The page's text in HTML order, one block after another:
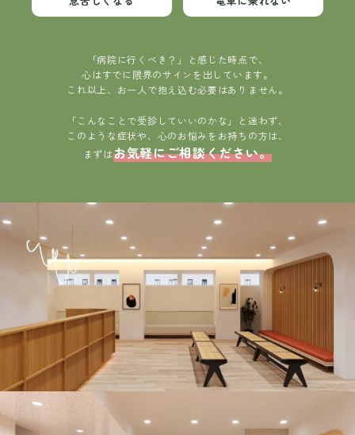
「病院に行くべき？」と感じた時点で、
心はすでに限界のサインを出しています。
これ以上、お一人で抱え込む必要はありません。
「こんなことで受診していいのかな」と迷わず、
このような症状や、心のお悩みをお持ちの方は、
まずはお気軽にご相談ください。